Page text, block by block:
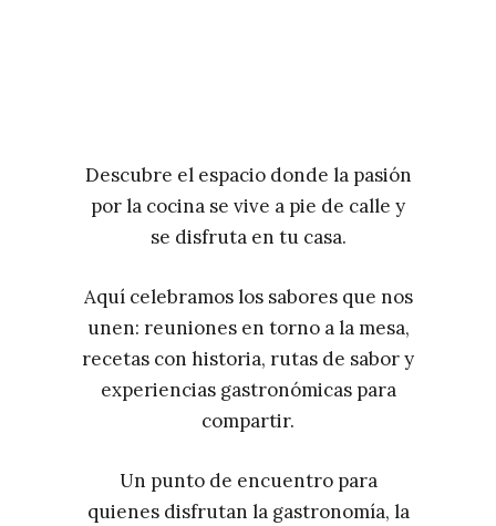
Descubre el espacio donde la pasión
por la cocina se vive a pie de calle y
se disfruta en tu casa.
Aquí celebramos los sabores que nos
unen: reuniones en torno a la mesa,
recetas con historia, rutas de sabor y
experiencias gastronómicas para
compartir.
Un punto de encuentro para
quienes disfrutan la gastronomía, la